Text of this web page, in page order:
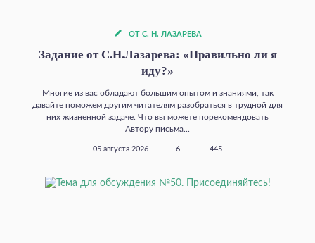
ОТ С. Н. ЛАЗАРЕВА
Задание от С.Н.Лазарева: «Правильно ли я
иду?»
Многие из вас обладают большим опытом и знаниями, так
давайте поможем другим читателям разобраться в трудной для
них жизненной задаче. Что вы можете порекомендовать
Автору письма...
05 августа 2026 6 445